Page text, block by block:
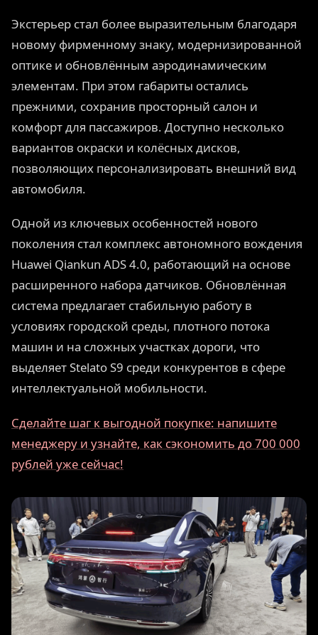
Экстерьер стал более выразительным благодаря
новому фирменному знаку, модернизированной
оптике и обновлённым аэродинамическим
элементам. При этом габариты остались
прежними, сохранив просторный салон и
комфорт для пассажиров. Доступно несколько
вариантов окраски и колёсных дисков,
позволяющих персонализировать внешний вид
автомобиля.
Одной из ключевых особенностей нового
поколения стал комплекс автономного вождения
Huawei Qiankun ADS 4.0, работающий на основе
расширенного набора датчиков. Обновлённая
система предлагает стабильную работу в
условиях городской среды, плотного потока
машин и на сложных участках дороги, что
выделяет Stelato S9 среди конкурентов в сфере
интеллектуальной мобильности.
Сделайте шаг к выгодной покупке: напишите
менеджеру и узнайте, как сэкономить до 700 000
рублей уже сейчас!